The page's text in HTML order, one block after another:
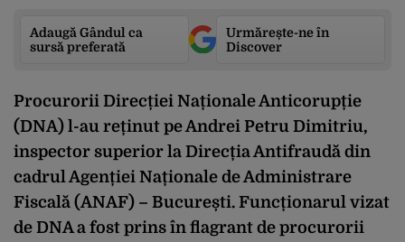
Adaugă Gândul ca
sursă preferată
Urmărește-ne în
Discover
Procurorii Direcției Naționale Anticorupție
(DNA) l-au reținut pe Andrei Petru Dimitriu,
inspector superior la Direcția Antifraudă din
cadrul Agenției Naționale de Administrare
Fiscală (ANAF) – București. Funcționarul vizat
de DNA a fost prins în flagrant de procurorii